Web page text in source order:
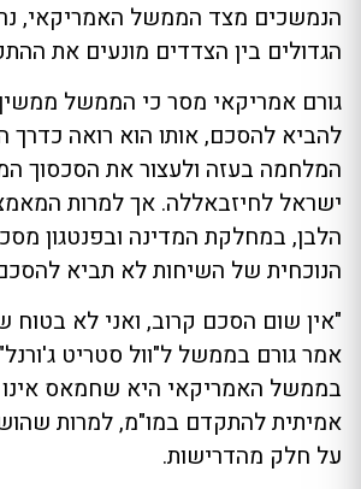
הנמשכים מצד הממשל האמריקאי,
הגדולים בין הצדדים מונעים את
גורם אמריקאי מסר כי הממשל ממשיך
להביא להסכם, אותו הוא רואה כדרך
המלחמה בעזה ולעצור את הסכסוך
ישראל לחיזבאללה. אך למרות
הלבן, במחלקת המדינה ובפנטגון
הנוכחית של השיחות לא תביא
"אין שום הסכם קרוב, ואני לא בטוח
אמר גורם בממשל ל"וול סטריט
בממשל האמריקאי היא שחמאס אינו
אמיתית להתקדם במו"מ, למרות
על חלק מהדרישות.